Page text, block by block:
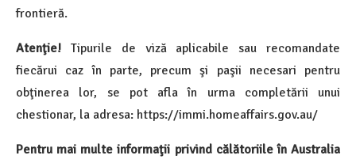
frontieră.
Atenţie! Tipurile de viză aplicabile sau recomandate
fiecărui caz în parte, precum şi paşii necesari pentru
obţinerea lor, se pot afla în urma completării unui
chestionar, la adresa: https://immi.homeaffairs.gov.au/
Pentru mai multe informaţii privind călătoriile în Australia